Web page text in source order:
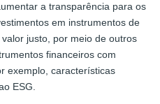
a transparência para os
em instrumentos de
justo, por meio de outros
financeiros com
exemplo, características
ESG.